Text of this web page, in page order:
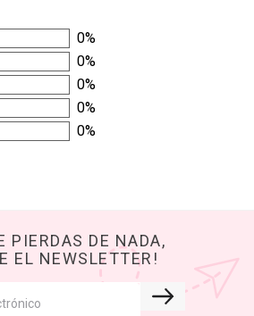
0%
0%
0%
0%
0%
PIERDAS DE NADA,
EL NEWSLETTER!